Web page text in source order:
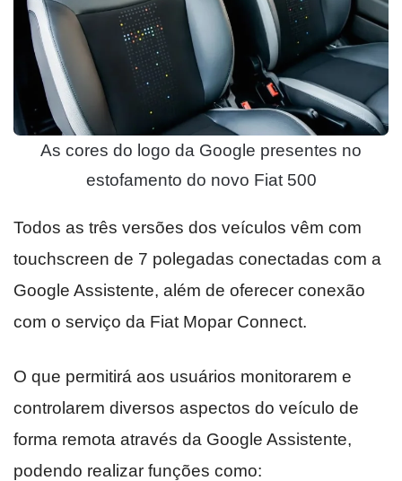
As cores do logo da Google presentes no
estofamento do novo Fiat 500
Todos as três versões dos veículos vêm com
touchscreen de 7 polegadas conectadas com a
Google Assistente, além de oferecer conexão
com o serviço da Fiat Mopar Connect.
O que permitirá aos usuários monitorarem e
controlarem diversos aspectos do veículo de
forma remota através da Google Assistente,
podendo realizar funções como: